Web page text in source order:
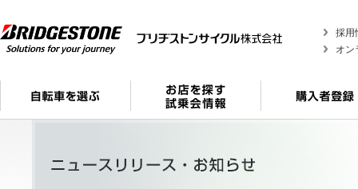
採用
オン